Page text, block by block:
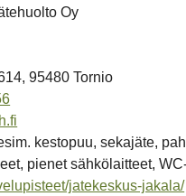
Oy
95480 Tornio
kestopuu, sekajäte,
pienet sähkölaitteet,
jatekeskus-jakala/